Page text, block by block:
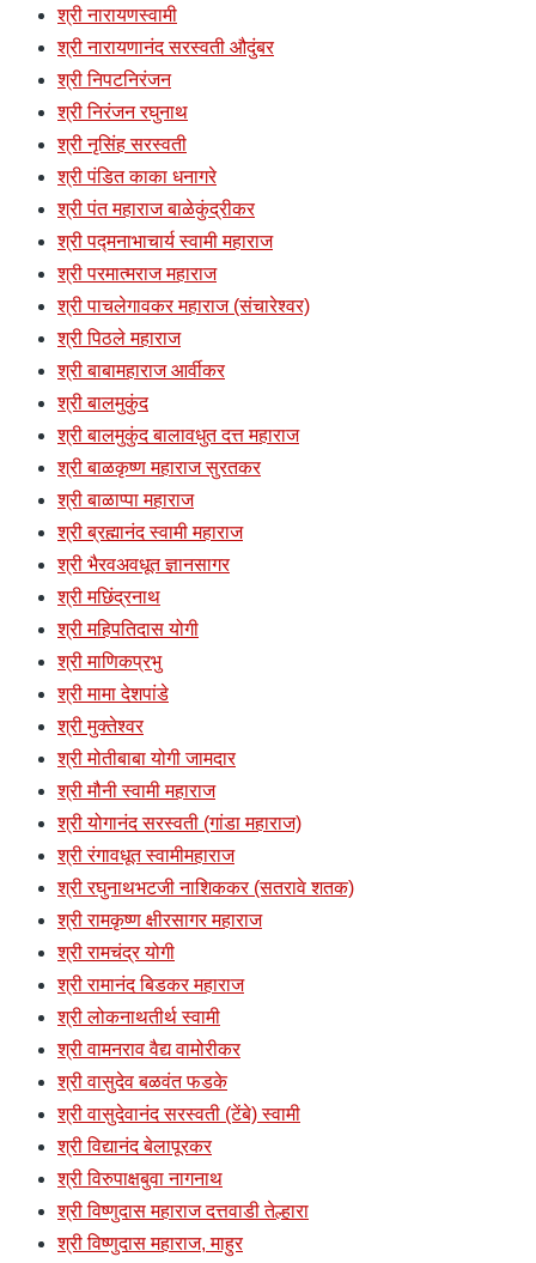
श्री नारायणस्वामी
श्री नारायणानंद सरस्वती औदुंबर
श्री निपटनिरंजन
श्री निरंजन रघुनाथ
श्री नृसिंह सरस्वती
श्री पंडित काका धनागरे
श्री पंत महाराज बाळेकुंद्रीकर
श्री पद्मनाभाचार्य स्वामी महाराज
श्री परमात्मराज महाराज
श्री पाचलेगावकर महाराज (संचारेश्वर)
श्री पिठले महाराज
श्री बाबामहाराज आर्वीकर
श्री बालमुकुंद
श्री बालमुकुंद बालावधुत दत्त महाराज
श्री बाळकृष्ण महाराज सुरतकर
श्री बाळाप्पा महाराज
श्री ब्रह्मानंद स्वामी महाराज
श्री भैरवअवधूत ज्ञानसागर
श्री मछिंद्रनाथ
श्री महिपतिदास योगी
श्री माणिकप्रभु
श्री मामा देशपांडे
श्री मुक्तेश्वर
श्री मोतीबाबा योगी जामदार
श्री मौनी स्वामी महाराज
श्री योगानंद सरस्वती (गांडा महाराज)
श्री रंगावधूत स्वामीमहाराज
श्री रघुनाथभटजी नाशिककर (सतरावे शतक)
श्री रामकृष्ण क्षीरसागर महाराज
श्री रामचंद्र योगी
श्री रामानंद बिडकर महाराज
श्री लोकनाथतीर्थ स्वामी
श्री वामनराव वैद्य वामोरीकर
श्री वासुदेव बळवंत फडके
श्री वासुदेवानंद सरस्वती (टेंबे) स्वामी
श्री विद्यानंद बेलापूरकर
श्री विरुपाक्षबुवा नागनाथ
श्री विष्णुदास महाराज दत्तवाडी तेल्हारा
श्री विष्णुदास महाराज, माहुर